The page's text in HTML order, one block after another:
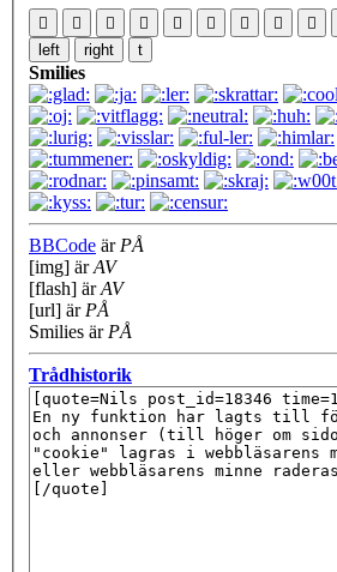
left
right t
Smilies
BBCode är PÅ
[img] ärAV
[flash] ärAV
[url] är PÅ
Smilies är PÅ
Trådhistorik